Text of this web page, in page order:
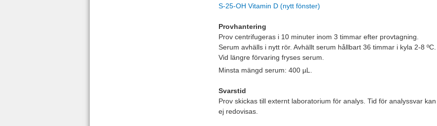
S-25-OH Vitamin D (nytt fönster)
Provhantering
Prov centrifugeras i 10 minuter inom 3 timmar efter provtagning.
Serum avhälls i nytt rör. Avhällt serum hållbart 36 timmar i kyla 2-8 ºC.
Vid längre förvaring fryses serum.
Minsta mängd serum: 400 µL.
Svarstid
Prov skickas till externt laboratorium för analys. Tid för analyssvar kan
ej redovisas.